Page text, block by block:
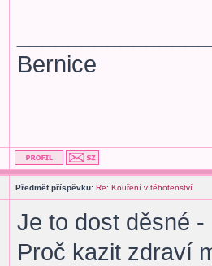
Bernice
Předmět příspěvku: Re: Kouření v těhotenství
Je to dost děsné
Proč kazit zdraví